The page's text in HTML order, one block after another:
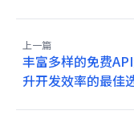
上一篇
丰富多样的免费
升开发效率的最佳